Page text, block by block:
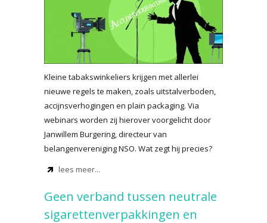
Kleine tabakswinkeliers krijgen met allerlei
nieuwe regels te maken, zoals uitstalverboden,
accijnsverhogingen en plain packaging. Via
webinars worden zij hierover voorgelicht door
Janwillem Burgering, directeur van
belangenvereniging NSO. Wat zegt hij precies?
lees meer...
Geen verband tussen neutrale
sigarettenverpakkingen en